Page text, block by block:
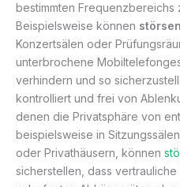
bestimmten
Beispielsweise können
Konzertsälen oder
unterbrochene
verhindern und so
kontrolliert und frei von
denen die Privatsphäre von
beispielsweise in
oder Privathäusern, können
sicherstellen, dass